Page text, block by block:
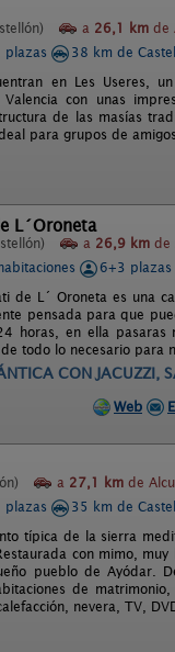
a 26,1 km de
plazas 38 km de
en Les Useres,
con unas
de las masías
para grupos de
L´Oroneta
a 26,9 km de
6+3 plazas
de L´ Oroneta es
pensada para que
horas, en ella pasaras
todo lo necesario para
CON JACUZZI,
Web
a 27,1 km de
plazas
35 km de
típica de la sierra
con mimo,
pueblo de Ayódar.
de
nevera, TV,